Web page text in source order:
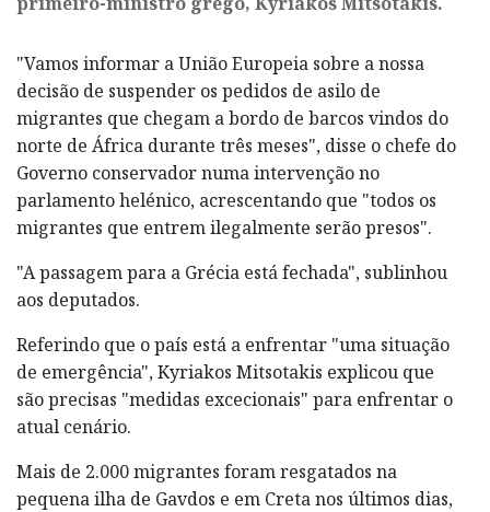
"Vamos informar a União Europeia sobre a nossa
decisão de suspender os pedidos de asilo de
migrantes que chegam a bordo de barcos vindos do
norte de África durante três meses", disse o chefe do
Governo conservador numa intervenção no
parlamento helénico, acrescentando que "todos os
migrantes que entrem ilegalmente serão presos".
"A passagem para a Grécia está fechada", sublinhou
aos deputados.
Referindo que o país está a enfrentar "uma situação
de emergência", Kyriakos Mitsotakis explicou que
são precisas "medidas excecionais" para enfrentar o
atual cenário.
Mais de 2.000 migrantes foram resgatados na
pequena ilha de Gavdos e em Creta nos últimos dias,